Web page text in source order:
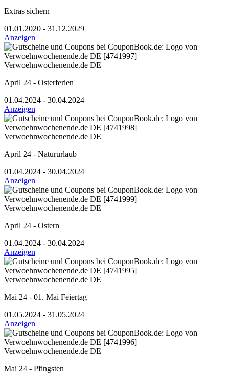
Extras sichern
01.01.2020 - 31.12.2029
Anzeigen
Verwoehnwochenende.de DE
April 24 - Osterferien
01.04.2024 - 30.04.2024
Anzeigen
Verwoehnwochenende.de DE
April 24 - Natururlaub
01.04.2024 - 30.04.2024
Anzeigen
Verwoehnwochenende.de DE
April 24 - Ostern
01.04.2024 - 30.04.2024
Anzeigen
Verwoehnwochenende.de DE
Mai 24 - 01. Mai Feiertag
01.05.2024 - 31.05.2024
Anzeigen
Verwoehnwochenende.de DE
Mai 24 - Pfingsten